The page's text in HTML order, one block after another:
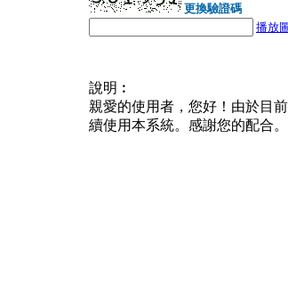
更換驗證碼
播放
說明︰
親愛的使用者，您好！由於目
續使用本系統。感謝您的配合。